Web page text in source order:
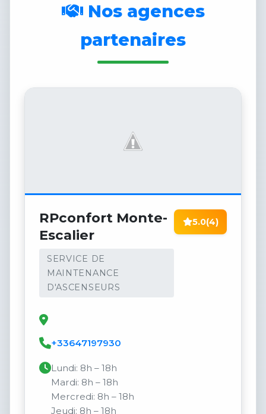
Nos agences
partenaires
RPconfort Monte-
Escalier
SERVICE DE
MAINTENANCE
D'ASCENSEURS
5.0(4)
+33647197930
Lundi: 8h – 18h
Mardi: 8h – 18h
Mercredi: 8h – 18h
Jeudi: 8h – 18h